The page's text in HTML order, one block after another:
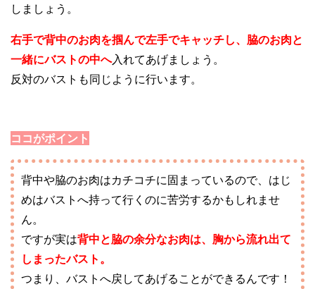
しましょう。
右手で背中のお肉を掴んで左手でキャッチし、脇のお肉と
一緒にバストの中へ入れてあげましょう。
反対のバストも同じように行います。
ココがポイント
背中や脇のお肉はカチコチに固まっているので、はじ
めはバストへ持って行くのに苦労するかもしれませ
ん。
ですが実は背中と脇の余分なお肉は、胸から流れ出て
しまったバスト。
つまり、バストへ戻してあげることができるんです！